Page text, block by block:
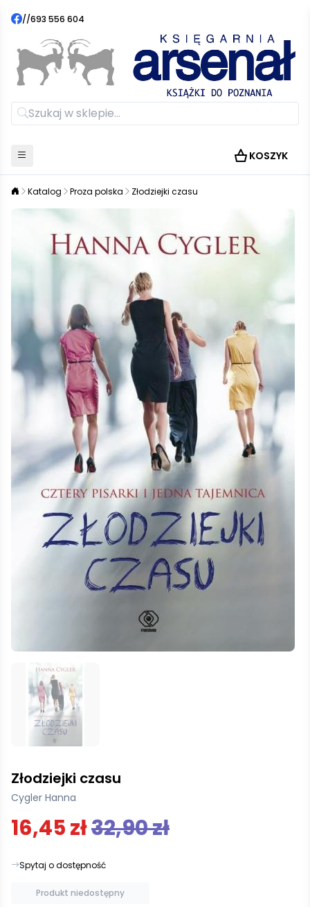
//693 556 604
KOSZYK
Katalog Proza polska Złodziejki czasu
Złodziejki czasu
Cygler Hanna
16,45 zł32,90 zł
Spytaj o dostępność
Produkt niedostępny